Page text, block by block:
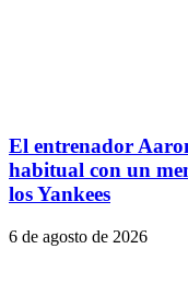
El entrenador
habitual con un
los Yankees
6 de agosto de 2026